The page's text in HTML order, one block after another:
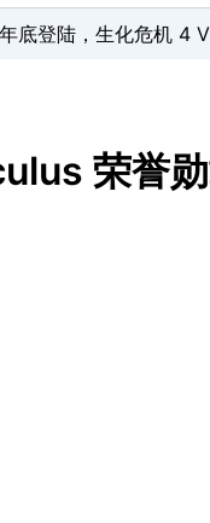
底登陆，生化危机 4
荣誉